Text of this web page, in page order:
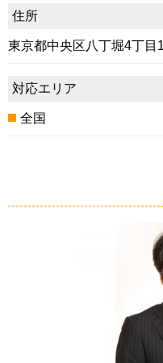
住所
東京都中央区八丁堀4丁
対応エリア
全国